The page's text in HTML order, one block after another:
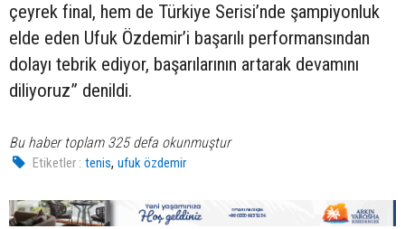
çeyrek final, hem de Türkiye Serisi’nde şampiyonluk
elde eden Ufuk Özdemir’i başarılı performansından
dolayı tebrik ediyor, başarılarının artarak devamını
diliyoruz” denildi.
Bu haber toplam 325 defa okunmuştur
Etiketler : tenis,ufuk özdemir